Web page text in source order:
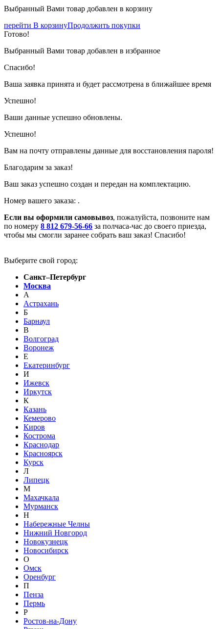
Выбранный Вами товар добавлен в корзину
перейти В корзинуПродолжить покупки
Готово!
Выбранный Вами товар добавлен в избранное
Спасибо!
Ваша заявка принята и будет рассмотрена в ближайшее время
Успешно!
Ваши данные успешно обновлены.
Успешно!
Вам на почту отправлены данные для восстановления пароля!
Благодарим за заказ!
Ваш заказ успешно создан и передан на комплектацию.
Номер вашего заказа: .
Если вы оформили самовывоз, пожалуйста, позвоните нам
по номеру 8 812 679-56-66 за полчаса-час до своего приезда,
чтобы мы смогли заранее собрать ваш заказ! Спасибо!
Выберите свой город:
Санкт–Петербург
Москва
А
Астрахань
Б
Барнаул
В
Волгоград
Воронеж
Е
Екатеринбург
И
Ижевск
Иркутск
К
Казань
Кемерово
Киров
Кострома
Краснодар
Красноярск
Курск
Л
Липецк
М
Махачкала
Мурманск
Н
Набережные Челны
Нижний Новгород
Новокузнецк
Новосибирск
О
Омск
Оренбург
П
Пенза
Пермь
Р
Ростов-на-Дону